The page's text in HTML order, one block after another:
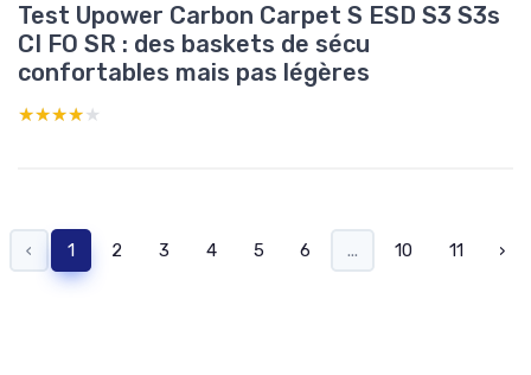
Test Upower Carbon Carpet S ESD S3 S3s
CI FO SR : des baskets de sécu
confortables mais pas légères
★★★★★
★★★★★
‹ 1 2 3 4 5 6 ... 10 11 ›